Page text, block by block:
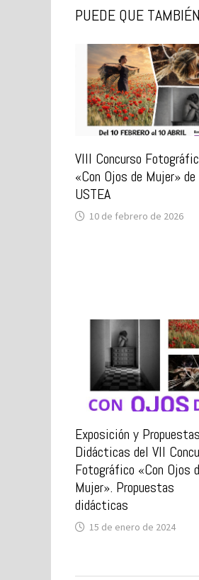
PUEDE QUE
VIII Concurso
«Con Ojos de Mujer» de
USTEA
10 de febrero de 2026
Exposición y Propuestas
Didácticas del VII
Fotográfico «Con Ojos
Mujer». Propuestas
didácticas
15 de enero de 2024